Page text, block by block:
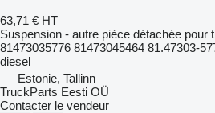
63,71 € HT
Suspension - autre pièce détachée pour
81473035776 81473045464 81.47303-
diesel
Estonie, Tallinn
TruckParts Eesti OÜ
Contacter le vendeur